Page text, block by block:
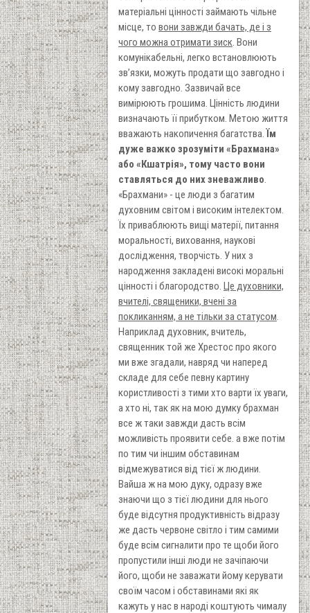
матеріальні цінності займають чільне
місце, то вони завжди бачать, де і з
чого можна отримати зиск. Вони
комунікабельні, легко встановлюють
зв’язки, можуть продати що завгодно і
кому завгодно. Зазвичай все
вимірюють грошима. Цінність людини
визначають її прибутком. Метою життя
вважають накопичення багатства.Їм
дуже важко зрозуміти «Брахмана»
або «Кшатрія», тому часто вони
ставляться до них зневажливо.
«Брахмани» - це люди з багатим
духовним світом і високим інтелектом.
Їх приваблюють вищі матерії, питання
моральності, виховання, наукові
дослідження, творчість. У них з
народження закладені високі моральні
цінності і благородство. Це духовники,
вчителі, священики, вчені за
покликанням, а не тільки за статусом.
Наприклад духовник, вчитель,
священник той же Хрестос про якого
ми вже згадали, навряд чи наперед
складе для себе певну картину
користливості з тими хто варти їх уваги,
а хто ні, так як на мою думку брахман
все ж таки завжди дасть всім
можливість проявити себе. а вже потім
по тим чи іншим обставинам
відмежуватися від тієї ж людини.
Вайша ж на мою дуку, одразу вже
знаючи що з тієї людини для нього
буде відсутня продуктивність відразу
же дасть червоне світло і тим самими
буде всім сигналити про те щоби його
пропустили інші люди не зачіпаючи
його, щоби не заважати йому керувати
своїм часом і обставинами які як
кажуть у нас в народі коштують чималу